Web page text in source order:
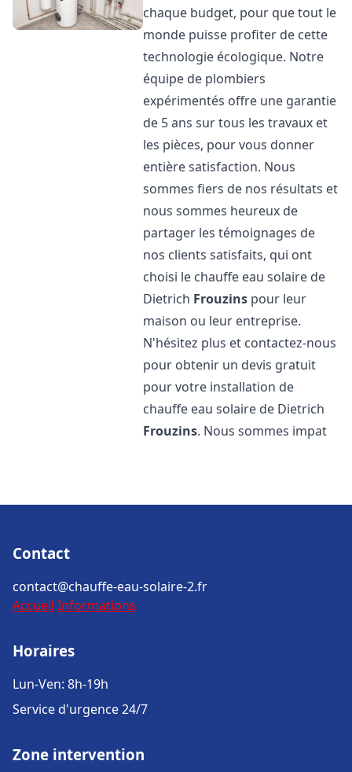
chaque budget, pour que tout le
monde puisse profiter de cette
technologie écologique. Notre
équipe de plombiers
expérimentés offre une garantie
de 5 ans sur tous les travaux et
les pièces, pour vous donner
entière satisfaction. Nous
sommes fiers de nos résultats et
nous sommes heureux de
partager les témoignages de
nos clients satisfaits, qui ont
choisi le chauffe eau solaire de
Dietrich Frouzins pour leur
maison ou leur entreprise.
N'hésitez plus et contactez-nous
pour obtenir un devis gratuit
pour votre installation de
chauffe eau solaire de Dietrich
Frouzins. Nous sommes impat
Contact
contact@chauffe-eau-solaire-2.fr
Accueil Informations
Horaires
Lun-Ven: 8h-19h
Service d'urgence 24/7
Zone intervention